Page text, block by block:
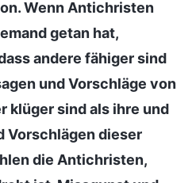
Wenn Antichristen
getan hat,
andere fähiger sind
und Vorschläge von
klüger sind als ihre und
Vorschlägen dieser
die Antichristen,